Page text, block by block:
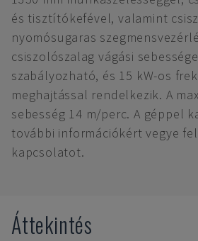
és tisztítókefével, valamint
nyomósugaras
csiszolószalag vágási
szabályozható, és 15 kW-os
meghajtással rendelkezik. A
sebesség 14 m/perc. A géppel
további információkért vegye
kapcsolatot.
Áttekintés